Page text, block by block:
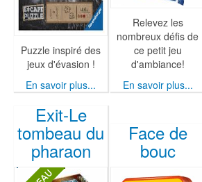
Puzzle inspiré des
jeux d'évasion !
En savoir plus...
Relevez les
nombreux défis de
ce petit jeu
d'ambiance!
En savoir plus...
Exit-Le
tombeau du
pharaon
Face de
bouc